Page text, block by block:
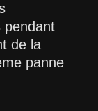
pendant
de la
panne